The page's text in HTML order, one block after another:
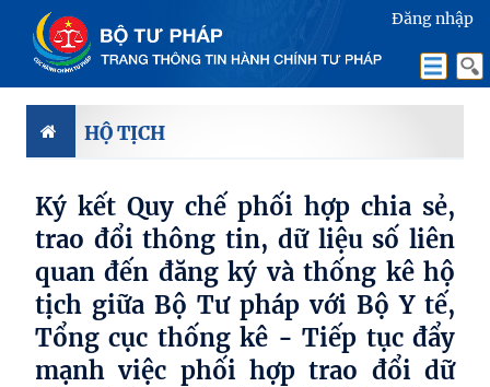
Đăng nhập
HỘ TỊCH
Ký kết Quy chế phối hợp chia sẻ,
trao đổi thông tin, dữ liệu số liên
quan đến đăng ký và thống kê hộ
tịch giữa Bộ Tư pháp với Bộ Y tế,
Tổng cục thống kê - Tiếp tục đẩy
mạnh việc phối hợp trao đổi dữ